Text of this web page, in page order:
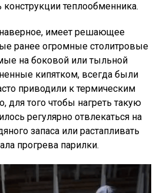
конструкции теплообменника.
имеет решающее
ранее огромные столитровые
на боковой или тыльной
кипятком, всегда были
приводили к термическим
для того чтобы нагреть такую
регулярно отвлекаться на
запаса или растапливать
прогрева парилки.